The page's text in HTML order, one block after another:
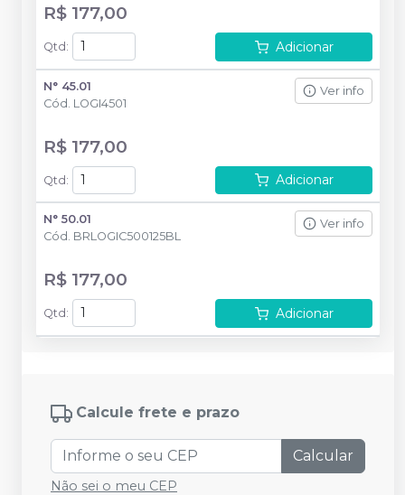
R$ 177,00
Qtd: Adicionar
N° 45.01
Cód. LOGI4501
Ver info
R$ 177,00
Qtd: Adicionar
N° 50.01
Cód. BRLOGIC500125BL
Ver info
R$ 177,00
Qtd : Adicionar
Calcule frete e prazo
Calcular
Não sei o meu CEP